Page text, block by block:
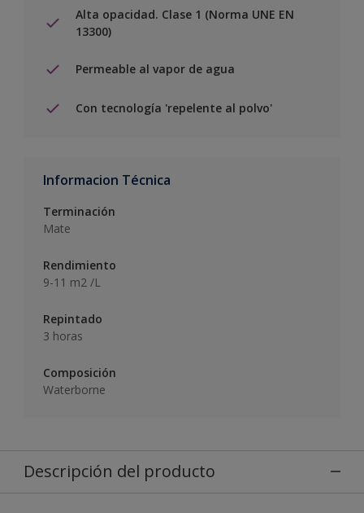
Alta opacidad. Clase 1 (Norma UNE EN
13300)
Permeable al vapor de agua
Con tecnología 'repelente al polvo'
Informacion Técnica
Terminación
Mate
Rendimiento
9-11 m2 /L
Repintado
3 horas
Composición
Waterborne
Descripción del producto